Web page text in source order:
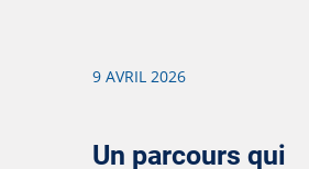
9 AVRIL 2026
Un parcours qui